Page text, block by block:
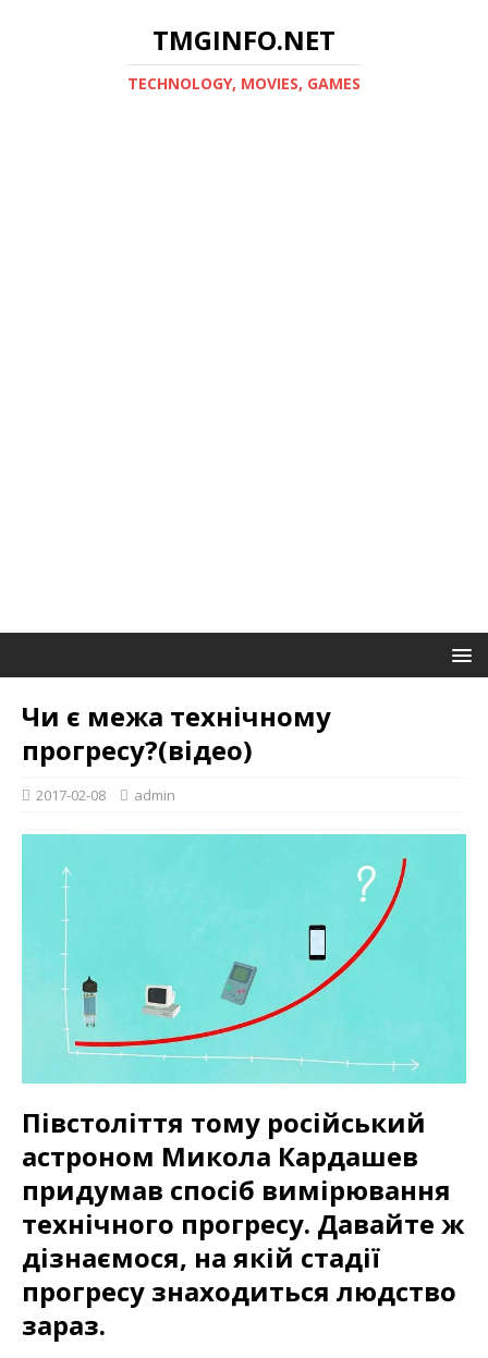
TMGINFO.NET
ТECHNOLOGY, MOVIES, GAMES
Чи є межа технічному
прогресу?(відео)
2017-02-08 admin
Півстоліття тому російський
астроном Микола Кардашев
придумав спосіб вимірювання
технічного прогресу. Давайте ж
дізнаємося, на якій стадії
прогресу знаходиться людство
зараз.